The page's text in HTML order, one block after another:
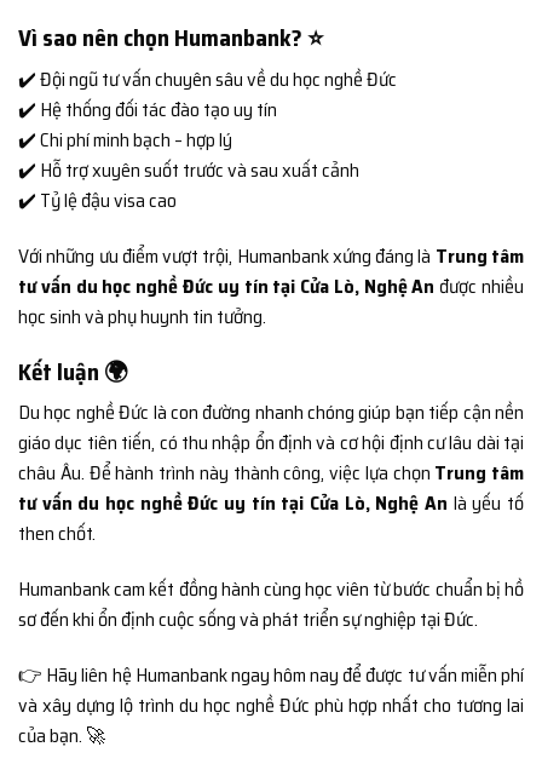
Vì sao nên chọn Humanbank? ⭐
✔️ Đội ngũ tư vấn chuyên sâu về du học nghề Đức
✔️ Hệ thống đối tác đào tạo uy tín
✔️ Chi phí minh bạch – hợp lý
✔️ Hỗ trợ xuyên suốt trước và sau xuất cảnh
✔️ Tỷ lệ đậu visa cao
Với những ưu điểm vượt trội, Humanbank xứng đáng là Trung tâm
tư vấn du học nghề Đức uy tín tại Cửa Lò, Nghệ An được nhiều
học sinh và phụ huynh tin tưởng.
Kết luận 🌍
Du học nghề Đức là con đường nhanh chóng giúp bạn tiếp cận nền
giáo dục tiên tiến, có thu nhập ổn định và cơ hội định cư lâu dài tại
châu Âu. Để hành trình này thành công, việc lựa chọn Trung tâm
tư vấn du học nghề Đức uy tín tại Cửa Lò, Nghệ An là yếu tố
then chốt.
Humanbank cam kết đồng hành cùng học viên từ bước chuẩn bị hồ
sơ đến khi ổn định cuộc sống và phát triển sự nghiệp tại Đức.
👉 Hãy liên hệ Humanbank ngay hôm nay để được tư vấn miễn phí
và xây dựng lộ trình du học nghề Đức phù hợp nhất cho tương lai
của bạn. 🚀